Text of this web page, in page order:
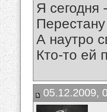
Я сегодня
А наутро
Кто-то ей
05.12.2009,